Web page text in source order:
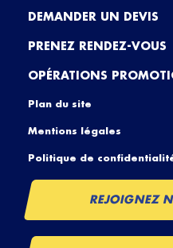
DEMANDER UN DEVIS
PRENEZ RENDEZ-VOUS
OPÉRATIONS
Plan du site
Mentions légales
Politique de
REJOIGNEZ